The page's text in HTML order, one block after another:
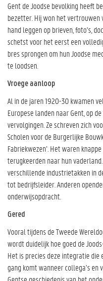
Gent de Joodse bevolking heeft
bezetter. Hij won het vertrouwen
hand leggen op brieven, foto’s,
schetst voor het eerst een
bres sprongen om hun Joodse
te loodsen.
Vroege aanloop
Al in de jaren 1920-30 kwamen
Europese landen naar Gent, op
vervolgingen. Ze schreven zich
Scholen voor de Burgerlijke
Fabriekwezen’. Het waren
terugkeerden naar hun
verschillende industrietakken in
tot bedrijfsleider. Anderen
onderwijsopdracht.
Gered
Vooral tijdens de Tweede
wordt duidelijk hoe goed de
Het is precies deze integratie
gang komt wanneer collega’s en